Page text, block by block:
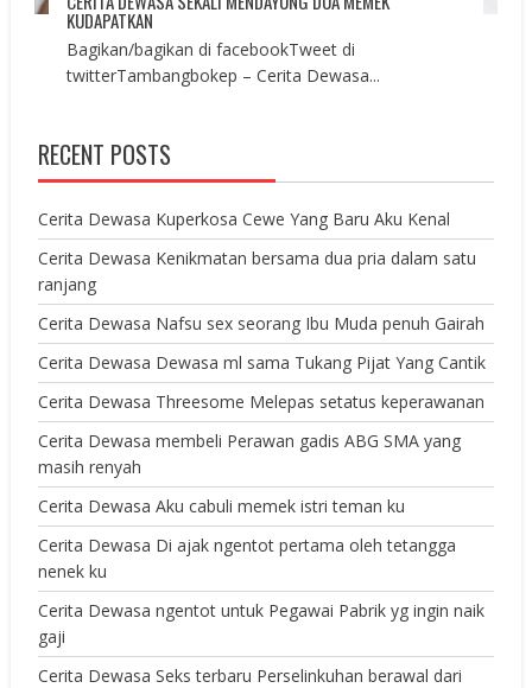
KUDAPATKAN
Bagikan/bagikan di facebookTweet di
twitterTambangbokep – Cerita Dewasa...
RECENT POSTS
Cerita Dewasa Kuperkosa Cewe Yang Baru Aku Kenal
Cerita Dewasa Kenikmatan bersama dua pria dalam satu
ranjang
Cerita Dewasa Nafsu sex seorang Ibu Muda penuh Gairah
Cerita Dewasa Dewasa ml sama Tukang Pijat Yang Cantik
Cerita Dewasa Threesome Melepas setatus keperawanan
Cerita Dewasa membeli Perawan gadis ABG SMA yang
masih renyah
Cerita Dewasa Aku cabuli memek istri teman ku
Cerita Dewasa Di ajak ngentot pertama oleh tetangga
nenek ku
Cerita Dewasa ngentot untuk Pegawai Pabrik yg ingin naik
gaji
Cerita Dewasa Seks terbaru Perselinkuhan berawal dari